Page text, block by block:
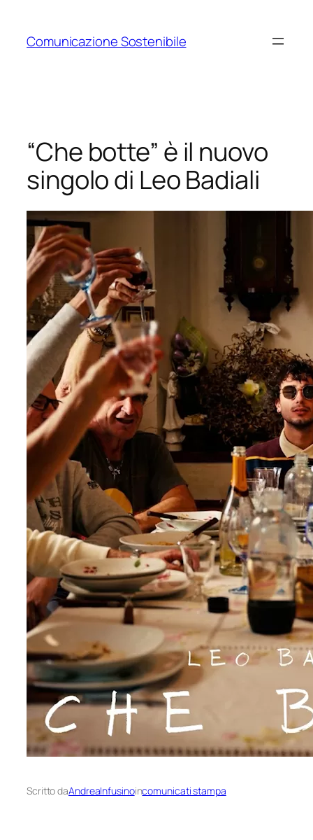
contenuto
Comunicazione Sostenibile
“Che botte” è il nuovo
singolo di Leo Badiali
Scritto daAndreaInfusinoincomunicati stampa